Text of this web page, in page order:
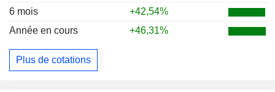
6 mois
+42,54%
Année en cours
+46,31%
Plus de cotations